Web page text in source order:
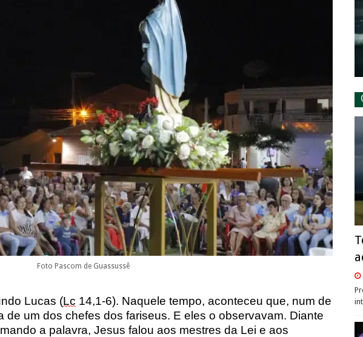
Foto Pascom de Guassussê
Lucas (Lc 14,1-6). Naquele tempo, aconteceu que, num de
de um dos chefes dos fariseus. E eles o observavam. Diante
a palavra, Jesus falou aos mestres da Lei e aos